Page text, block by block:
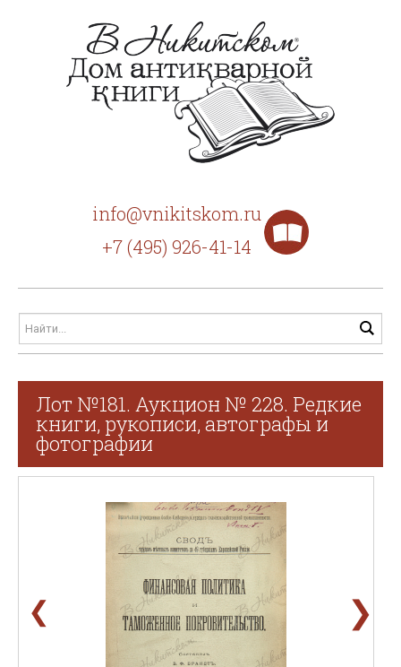
info@vnikitskom.ru
+7 (495) 926-41-14
Лот №181. Аукцион № 228. Редкие
книги, рукописи, автографы и
фотографии
❮ ❯